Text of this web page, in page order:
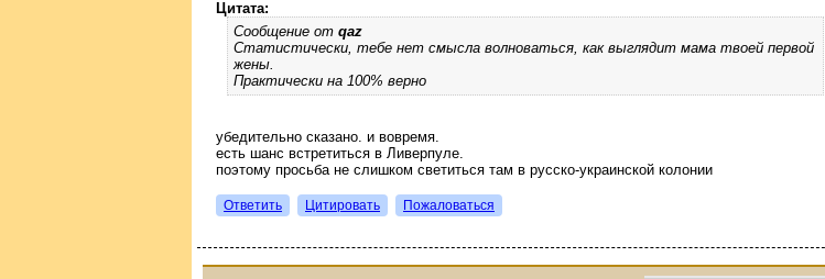
Цитата:
Сообщение от qaz
Статистически, тебе нет смысла волноваться, как выглядит мама твоей первой
жены.
Практически на 100% верно
убедительно сказано. и вовремя.
есть шанс встретиться в Ливерпуле.
поэтому просьба не слишком светиться там в русско-украинской колонии
Ответить Цитировать Пожаловаться